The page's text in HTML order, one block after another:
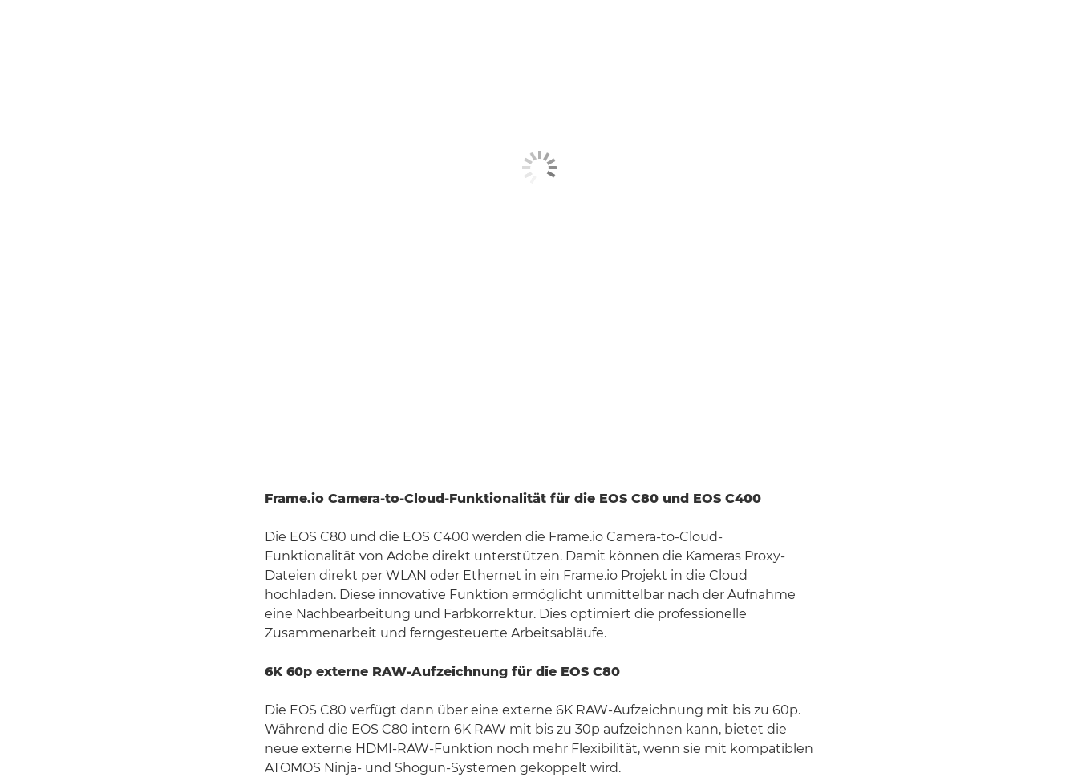
Frame.io Camera-to-Cloud-Funktionalität für die EOS C80 und EOS C400
Die EOS C80 und die EOS C400 werden die Frame.io Camera-to-Cloud-
Funktionalität von Adobe direkt unterstützen. Damit können die Kameras Proxy-
Dateien direkt per WLAN oder Ethernet in ein Frame.io Projekt in die Cloud
hochladen. Diese innovative Funktion ermöglicht unmittelbar nach der Aufnahme
eine Nachbearbeitung und Farbkorrektur. Dies optimiert die professionelle
Zusammenarbeit und ferngesteuerte Arbeitsabläufe.
6K 60p externe RAW-Aufzeichnung für die EOS C80
Die EOS C80 verfügt dann über eine externe 6K RAW-Aufzeichnung mit bis zu 60p.
Während die EOS C80 intern 6K RAW mit bis zu 30p aufzeichnen kann, bietet die
neue externe HDMI-RAW-Funktion noch mehr Flexibilität, wenn sie mit kompatiblen
ATOMOS Ninja- und Shogun-Systemen gekoppelt wird.